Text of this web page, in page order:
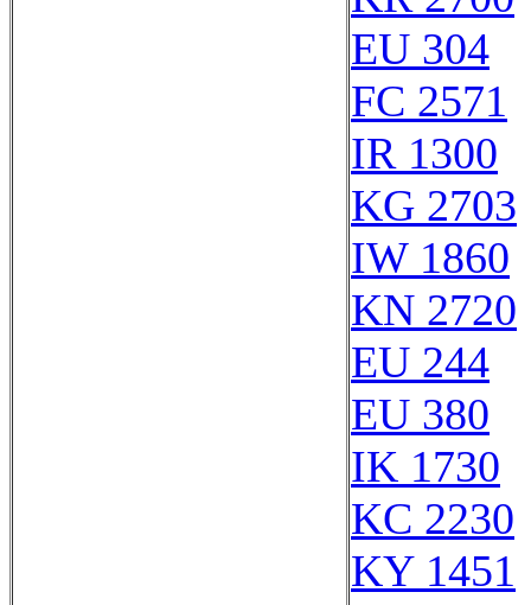
EU 304
FC 2571
IR 1300
KG 2703
IW 1860
KN 2720
EU 244
EU 380
IK 1730
KC 2230
KY 1451